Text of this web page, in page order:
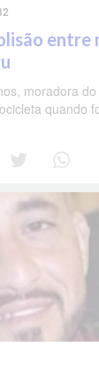
entre
moradora
quando